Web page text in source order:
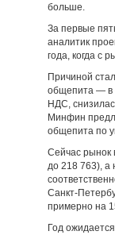
больше.
За первые
аналитик
года, когда с
Причиной
общепита — в
НДС,
Минфин
общепита по
Сейчас рынок
до 218 763), а
Санкт-
примерно на
Год